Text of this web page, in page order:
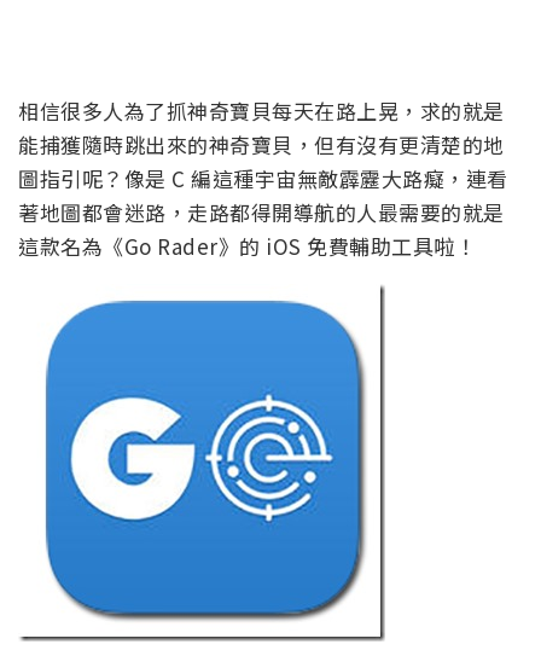
相信很多人為了抓神奇寶貝每天在路上晃，求的就是
能捕獲隨時跳出來的神奇寶貝，但有沒有更清楚的地
圖指引呢？像是 C 編這種宇宙無敵霹靂大路癡，連看
著地圖都會迷路，走路都得開導航的人最需要的就是
這款名為《Go Rader》的 iOS 免費輔助工具啦！